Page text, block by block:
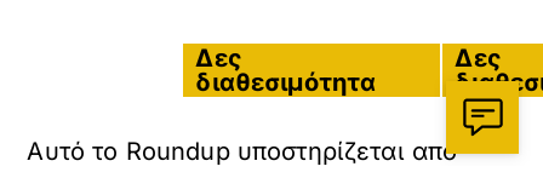
Δες
διαθεσιμότητα
Δες
Αυτό το Roundup υποστηρίζεται από